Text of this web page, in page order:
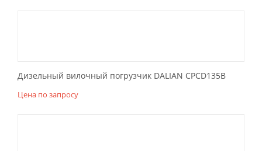
Дизельный вилочный погрузчик DALIAN CPCD135B
Цена по запросу